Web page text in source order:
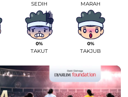
SEDIH MARAH
0%
TAKUT
0%
TAKJUB